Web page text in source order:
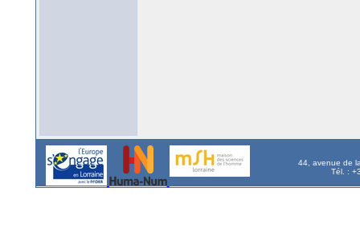
44, avenue de
Tél. :